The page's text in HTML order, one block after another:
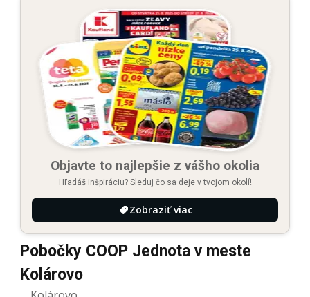
Objavte to najlepšie z vášho okolia
Hľadáš inšpiráciu? Sleduj čo sa deje v tvojom okolí!
Zobraziť viac
Pobočky COOP Jednota v meste
Kolárovo